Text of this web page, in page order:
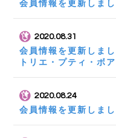
会員情報を更新しま
2020.08.31
会員情報を更新し
トリエ・プティ・ボア
2020.08.24
会員情報を更新しま